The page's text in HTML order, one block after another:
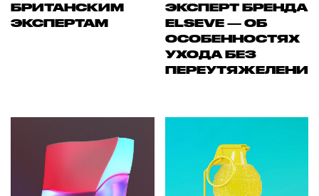
БРИТАНСКИМ
ЭКСПЕРТАМ
ЭКСПЕРТ БРЕНДА
ELSEVE — ОБ
ОСОБЕННОСТЯХ
УХОДА БЕЗ
ПЕРЕУТЯЖЕЛЕНИЯ